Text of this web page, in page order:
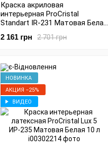
Краска акриловая
интерьерная ProCristal
Standart IR-231 Матовая Белая
2 701 грн
2 161 грн
НОВИНКА
АКЦИЯ −25%
ВИДЕО